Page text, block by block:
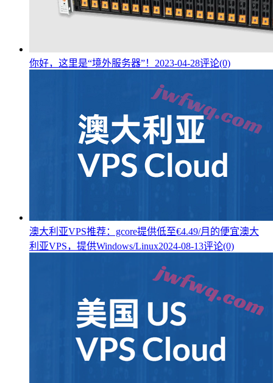
你好，这里是“境外服务器”！ 2023-04-28评论(0)
澳大利亚VPS推荐：gcore提供低至€4.49/月的便宜澳大
利亚VPS，提供Windows/Linux2024-08-13评论(0)